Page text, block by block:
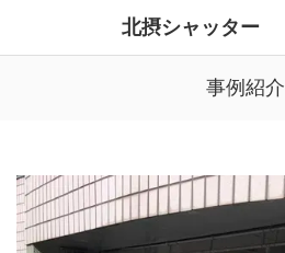
北摂シャッター
事例紹介